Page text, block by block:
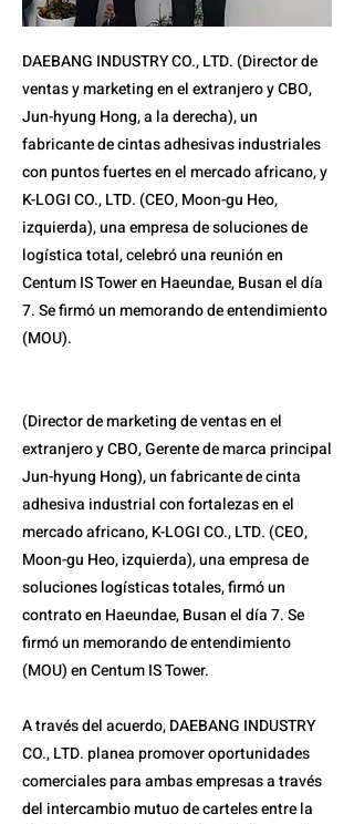
DAEBANG INDUSTRY CO., LTD. (Director de
ventas y marketing en el extranjero y CBO,
Jun-hyung Hong, a la derecha), un
fabricante de cintas adhesivas industriales
con puntos fuertes en el mercado africano, y
K-LOGI CO., LTD. (CEO, Moon-gu Heo,
izquierda), una empresa de soluciones de
logística total, celebró una reunión en
Centum IS Tower en Haeundae, Busan el día
7. Se firmó un memorando de entendimiento
(MOU).
(Director de marketing de ventas en el
extranjero y CBO, Gerente de marca principal
Jun-hyung Hong), un fabricante de cinta
adhesiva industrial con fortalezas en el
mercado africano, K-LOGI CO., LTD. (CEO,
Moon-gu Heo, izquierda), una empresa de
soluciones logísticas totales, firmó un
contrato en Haeundae, Busan el día 7. Se
firmó un memorando de entendimiento
(MOU) en Centum IS Tower.
A través del acuerdo, DAEBANG INDUSTRY
CO., LTD. planea promover oportunidades
comerciales para ambas empresas a través
del intercambio mutuo de carteles entre la